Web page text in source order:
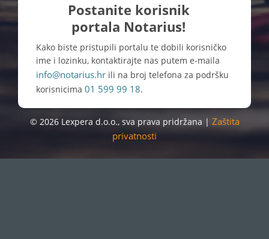
Postanite korisnik
portala Notarius!
Kako biste pristupili portalu te dobili korisničko
ime i lozinku, kontaktirajte nas putem e-maila
info@notarius.hr ili na broj telefona za podršku
korisnicima 01 599 99 18.
© 2026 Lexpera d.o.o., sva prava pridržana | Zaštita
privatnosti